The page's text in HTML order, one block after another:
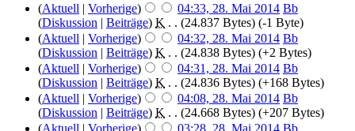
(Aktuell | Vorherige) 04:33, 28. Mai 2014 Bb
(Diskussion | Beiträge) K . . (24.837 Bytes) (-1 Byte)
(Aktuell | Vorherige) 04:32, 28. Mai 2014 Bb
(Diskussion | Beiträge) K . . (24.838 Bytes) (+2 Bytes)
(Aktuell | Vorherige) 04:31, 28. Mai 2014 Bb
(Diskussion | Beiträge) K . . (24.836 Bytes) (+168 Bytes)
(Aktuell | Vorherige) 04:08, 28. Mai 2014 Bb
(Diskussion | Beiträge) K . . (24.668 Bytes) (+207 Bytes)
(Aktuell | Vorherige) 03:28, 28. Mai 2014 Bb